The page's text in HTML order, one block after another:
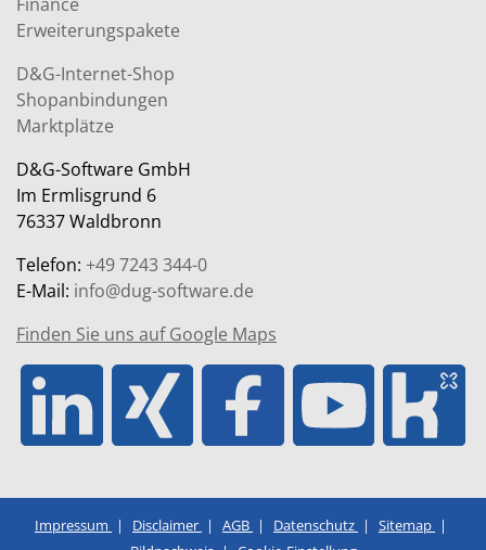
Erweiterungspakete
D&G-Internet-Shop
Shopanbindungen
Marktplätze
D&G-Software GmbH
Im Ermlisgrund 6
76337 Waldbronn
Telefon: +49 7243 344-0
E-Mail: info@dug-software.de
Finden Sie uns auf Google Maps
Impressum Disclaimer AGB Datenschutz
Sitemap